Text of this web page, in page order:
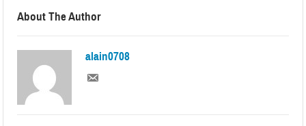
About The Author
alain0708